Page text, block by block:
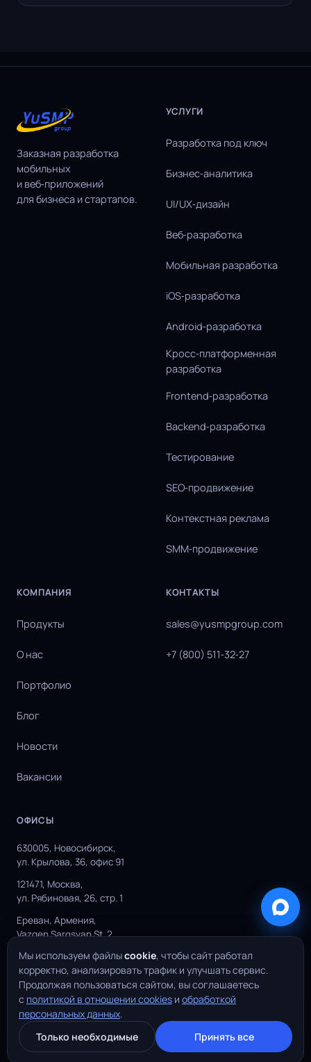
Заказная разработка
мобильных
и веб‑приложений
для бизнеса и стартапов.
УСЛУГИ
Разработка под ключ
Бизнес‑аналитика
UI/UX‑дизайн
Веб‑разработка
Мобильная разработка
iOS‑разработка
Android‑разработка
Кросс‑платформенная
разработка
Frontend‑разработка
Backend‑разработка
Тестирование
SEO‑продвижение
Контекстная реклама
SMM‑продвижение
КОМПАНИЯ
Продукты
О нас
Портфолио
Блог
Новости
Вакансии
КОНТАКТЫ
sales@yusmpgroup.com
+7 (800) 511‑32‑27
ОФИСЫ
630005, Новосибирск,
ул. Крылова, 36, офис 91
121471, Москва,
ул. Рябиновая, 26, стр. 1
Ереван, Армения,
Vazgen Sargsyan St. 2
© 2026 YuSMP Group. Все права защищены.
Политика конфиденциальности
Мы используем файлыcookie, чтобы сайт работал
корректно, анализировать трафик и улучшать сервис.
Продолжая пользоваться сайтом, вы соглашаетесь
с политикой в отношении cookies и обработкой
персональных данных.
Только необходимые
Принять все